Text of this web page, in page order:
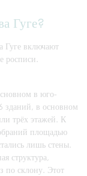
Гуге?
Гуге включают
росписи.
в юго-
зданий, в основном
трёх этажей. К
площадью
лишь стены.
структура,
по склону. Этот